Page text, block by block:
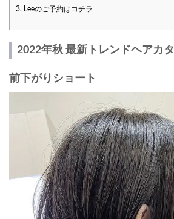
3. Leeのご予約はコチラ
2022年秋 最新トレンドヘアカ
前下がりショート